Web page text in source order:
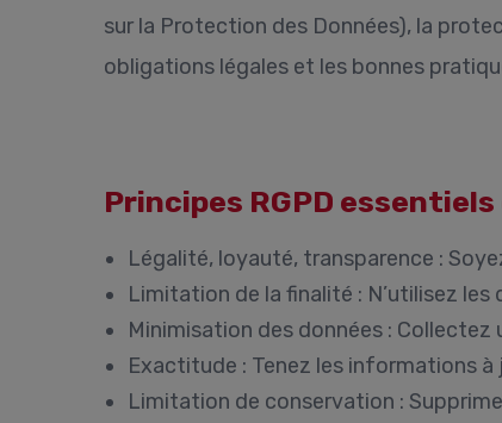
sur la Protection des Données), la
obligations légales et les bonnes
Principes RGPD
Légalité, loyauté, transparence :
Limitation de la finalité : N’utilisez les
Minimisation des données : Collectez
Exactitude : Tenez les informations à
Limitation de conservation :